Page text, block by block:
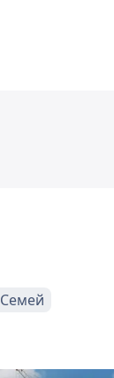
Семей